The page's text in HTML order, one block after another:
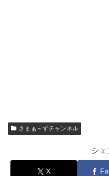
さまぁ～ずチャンネル
シェ
X